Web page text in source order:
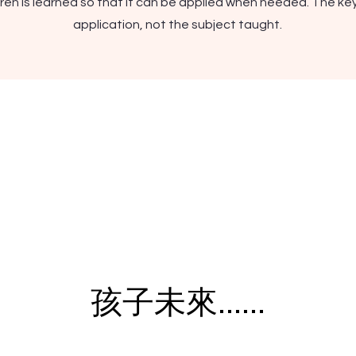
application, not the subject taught.
孩子未來......